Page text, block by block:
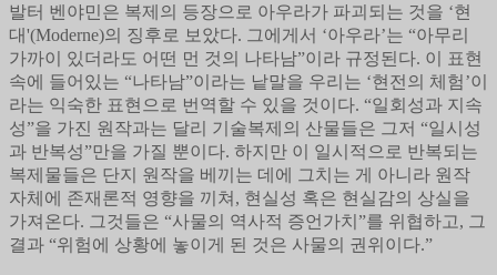
발터 벤야민은 복제의 등장으로 아우라가 파괴되는 것을 ‘현
대'(Moderne)의 징후로 보았다. 그에게서 ‘아우라’는 “아무리
가까이 있더라도 어떤 먼 것의 나타남”이라 규정된다. 이 표현
속에 들어있는 “나타남”이라는 낱말을 우리는 ‘현전의 체험’이
라는 익숙한 표현으로 번역할 수 있을 것이다. “일회성과 지속
성”을 가진 원작과는 달리 기술복제의 산물들은 그저 “일시성
과 반복성”만을 가질 뿐이다. 하지만 이 일시적으로 반복되는
복제물들은 단지 원작을 베끼는 데에 그치는 게 아니라 원작
자체에 존재론적 영향을 끼쳐, 현실성 혹은 현실감의 상실을
가져온다. 그것들은 “사물의 역사적 증언가치”를 위협하고, 그
결과 “위험에 상황에 놓이게 된 것은 사물의 권위이다.”